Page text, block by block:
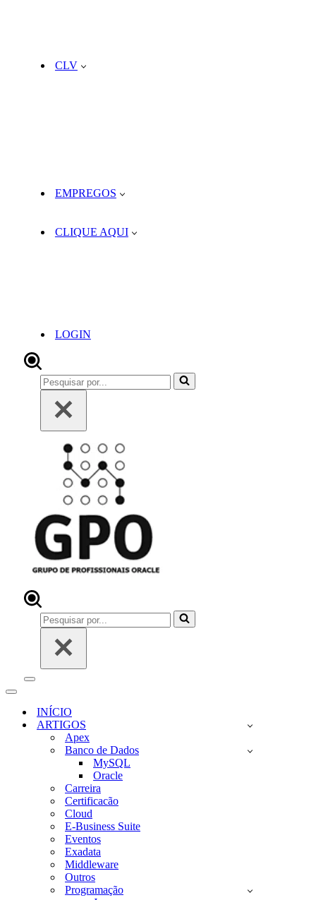
CLV
EMPREGOS
CLIQUE AQUI
LOGIN
Pesquisar
por...
Pesquisar
por...
Menu
navegação
Menu
navegaçãoINÍCIO
ARTIGOS
Apex
Banco de Dados
MySQL
Oracle
Carreira
Certificacão
Cloud
E-Business Suite
Eventos
Exadata
Middleware
Outros
Programação